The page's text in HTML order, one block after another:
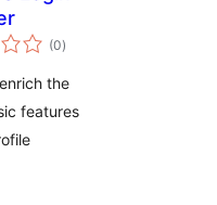
(0कुल
रेटिङ्गहरू
)
the
features